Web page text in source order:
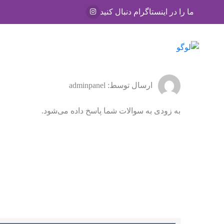
ما را در اینستاگرام دنبال کنید
ارسال توسط: adminpanel
به زودی به سوالات شما پاسخ داده می‌شود.